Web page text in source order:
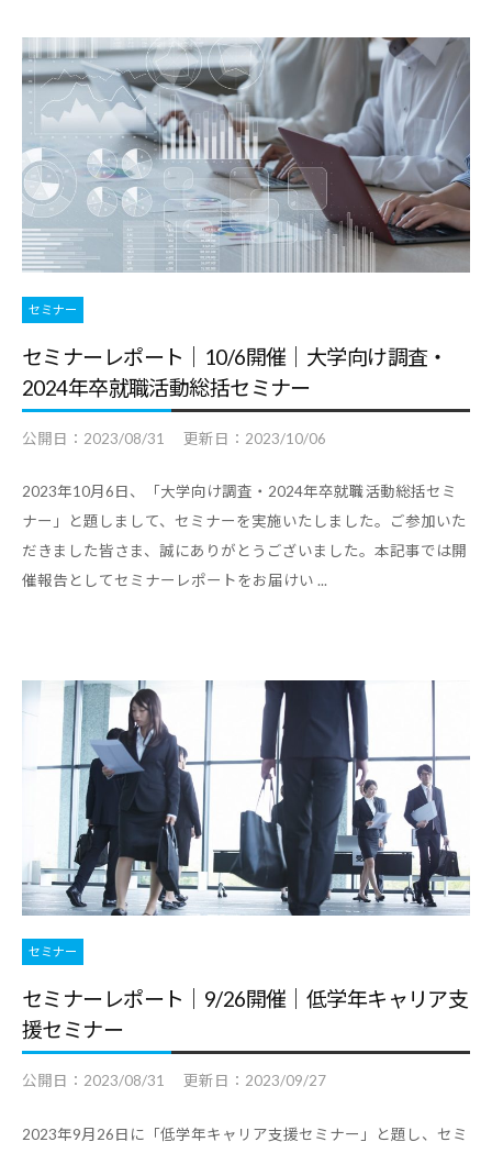
セミナー
セミナーレポート｜10/6開催｜大学向け調査・
2024年卒就職活動総括セミナー
公開日： 2023/08/31 更新日： 2023/10/06
2023年10月6日、「大学向け調査・2024年卒就職活動総括セミ
ナー」と題しまして、セミナーを実施いたしました。ご参加いた
だきました皆さま、誠にありがとうございました。本記事では開
催報告としてセミナーレポートをお届けい ...
セミナー
セミナーレポート｜9/26開催｜低学年キャリア支
援セミナー
公開日： 2023/08/31 更新日： 2023/09/27
2023年9月26日に「低学年キャリア支援セミナー」と題し、セミ